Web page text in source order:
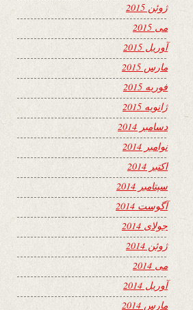
ژوئن 2015
می 2015
آوریل 2015
مارس 2015
فوریه 2015
ژانویه 2015
دسامبر 2014
نوامبر 2014
اکتبر 2014
سپتامبر 2014
آگوست 2014
جولای 2014
ژوئن 2014
می 2014
آوریل 2014
مارس 2014